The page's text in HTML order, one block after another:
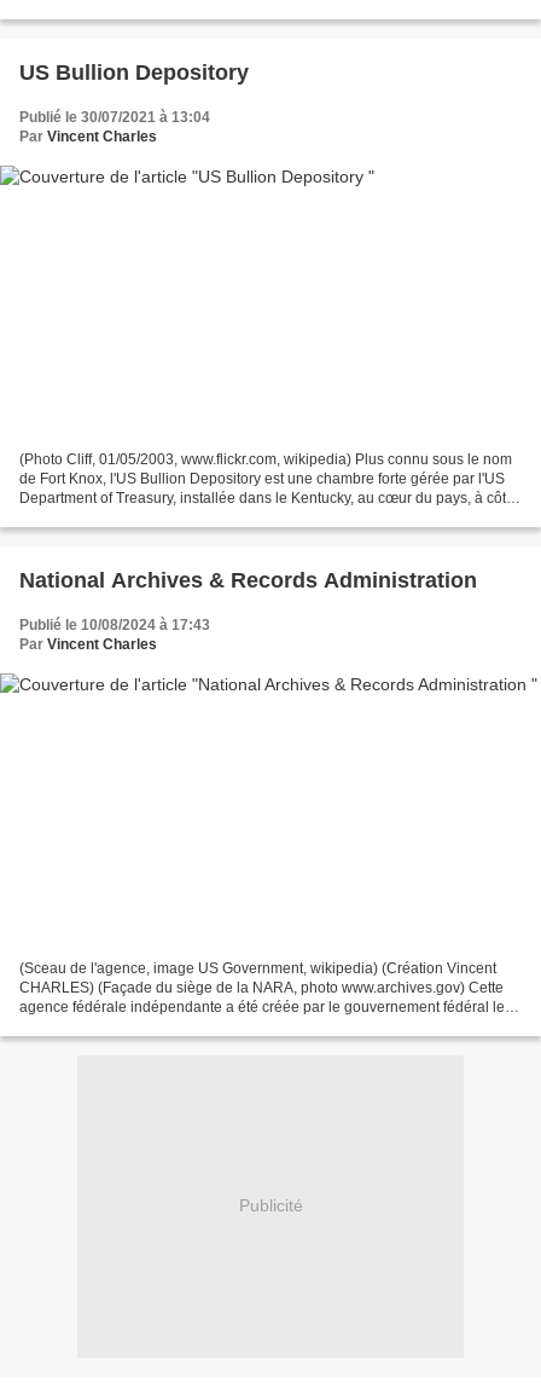
US Bullion Depository
Publié le 30/07/2021 à 13:04
Par Vincent Charles
(Photo Cliff, 01/05/2003, www.flickr.com, wikipedia) Plus connu sous le nom
de Fort Knox, l'US Bullion Depository est une chambre forte gérée par l'US
Department of Treasury, installée dans le Kentucky, au cœur du pays, à côté
National Archives & Records Administration
Publié le 10/08/2024 à 17:43
Par Vincent Charles
(Sceau de l'agence, image US Government, wikipedia) (Création Vincent
CHARLES) (Façade du siège de la NARA, photo www.archives.gov) Cette
agence fédérale indépendante a été créée par le gouvernement fédéral le
Publicité